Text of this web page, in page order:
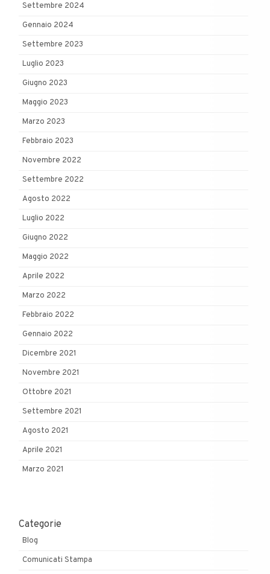
Settembre 2024
Gennaio 2024
Settembre 2023
Luglio 2023
Giugno 2023
Maggio 2023
Marzo 2023
Febbraio 2023
Novembre 2022
Settembre 2022
Agosto 2022
Luglio 2022
Giugno 2022
Maggio 2022
Aprile 2022
Marzo 2022
Febbraio 2022
Gennaio 2022
Dicembre 2021
Novembre 2021
Ottobre 2021
Settembre 2021
Agosto 2021
Aprile 2021
Marzo 2021
Categorie
Blog
Comunicati Stampa